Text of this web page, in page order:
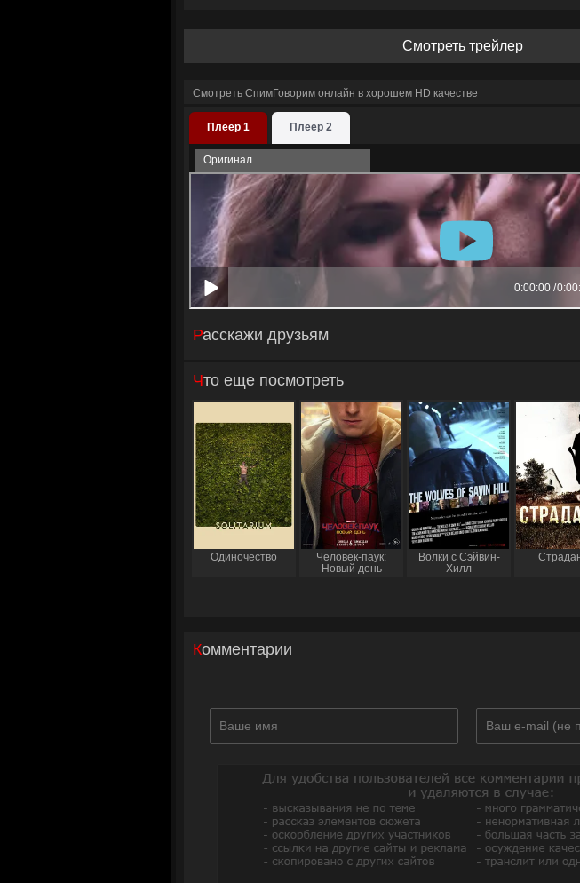
Смотреть трейлер
Смотреть СпимГоворим онлайн в хорошем HD качестве
Плеер 1 Плеер 2
Оригинал
Расскажи друзьям
Что еще посмотреть
Одиночество
Человек-паук:
Новый день
Волки с Сэйвин-
Хилл
Комментарии